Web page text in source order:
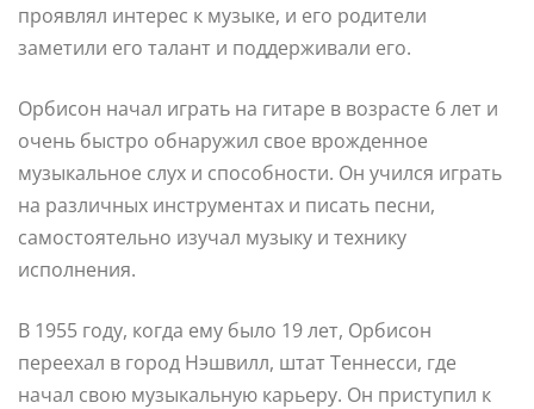
проявлял интерес к музыке, и его родители
заметили его талант и поддерживали его.
Орбисон начал играть на гитаре в возрасте 6 лет и
очень быстро обнаружил свое врожденное
музыкальное слух и способности. Он учился играть
на различных инструментах и писать песни,
самостоятельно изучал музыку и технику
исполнения.
В 1955 году, когда ему было 19 лет, Орбисон
переехал в город Нэшвилл, штат Теннесси, где
начал свою музыкальную карьеру. Он приступил к